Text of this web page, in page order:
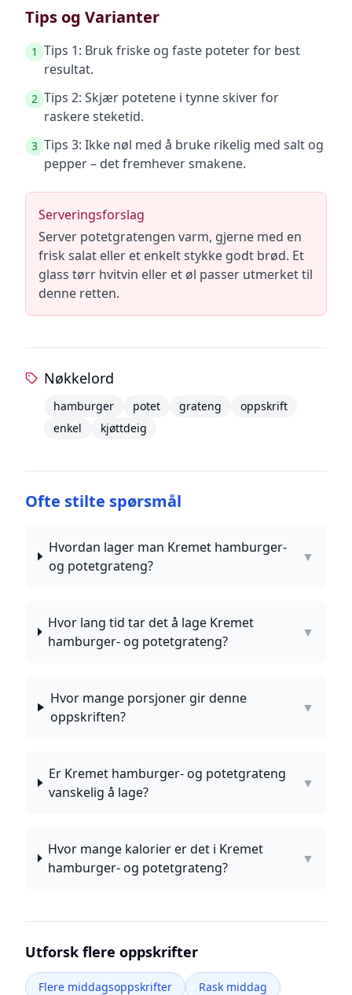
Tips og Varianter
1 Tips 1: Bruk friske og faste poteter for best
resultat.
2 Tips 2: Skjær potetene i tynne skiver for
raskere steketid.
3 Tips 3: Ikke nøl med å bruke rikelig med salt og
pepper – det fremhever smakene.
Serveringsforslag
Server potetgratengen varm, gjerne med en
frisk salat eller et enkelt stykke godt brød. Et
glass tørr hvitvin eller et øl passer utmerket til
denne retten.
Nøkkelord
hamburger potet grateng
oppskrift
enkel
kjøttdeig
Ofte stilte spørsmål
Hvordan lager man Kremet hamburger-
og potetgrateng?
▼
Hvor lang tid tar det å lage Kremet
hamburger- og potetgrateng?
▼
Hvor mange porsjoner gir denne
oppskriften?
▼
Er Kremet hamburger- og potetgrateng
vanskelig å lage?
▼
Hvor mange kalorier er det i Kremet
hamburger- og potetgrateng?
▼
Utforsk flere oppskrifter
Flere middagsoppskrifter
Rask middag